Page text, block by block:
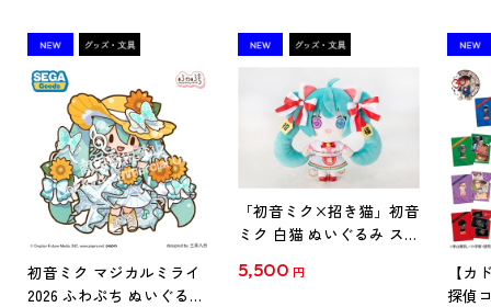
初音ミク マジカルミライ
2026 ふわぷち ぬいぐるみ
「初音ミク×招き猫」初音
ミク 白猫 ぬいぐるみ スタ
5,500 円
【カ
探偵